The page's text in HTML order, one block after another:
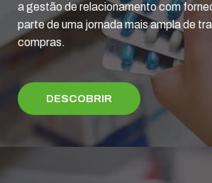
a gestão de relacionamento com
parte de uma jornada mais ampla de
compras.
DESCOBRIR